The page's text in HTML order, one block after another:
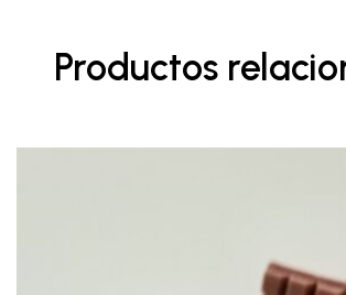
Productos